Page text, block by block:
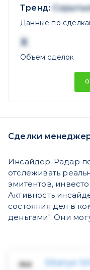
Тренд:
Данные по
X
Объем сделок
Сделки
Инсайдер-Радар
отслеживать
эмитентов,
Активность
состояния дел в
деньгами". Они
Sibanye